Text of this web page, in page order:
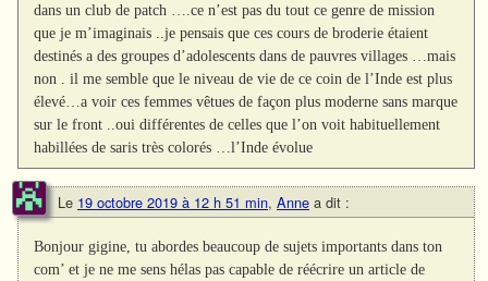
dans un club de patch ….ce n’est pas du tout ce genre de mission
que je m’imaginais ..je pensais que ces cours de broderie étaient
destinés a des groupes d’adolescents dans de pauvres villages …mais
non . il me semble que le niveau de vie de ce coin de l’Inde est plus
élevé…a voir ces femmes vêtues de façon plus moderne sans marque
sur le front ..oui différentes de celles que l’on voit habituellement
habillées de saris très colorés …l’Inde évolue
Le 19 octobre 2019 à 12 h 51 min, Anne a dit :
Bonjour gigine, tu abordes beaucoup de sujets importants dans ton
com’ et je ne me sens hélas pas capable de réécrire un article de